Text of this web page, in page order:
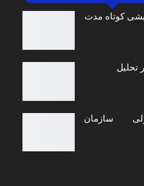
کوتاه مدت
تحلیل
سازمان‌